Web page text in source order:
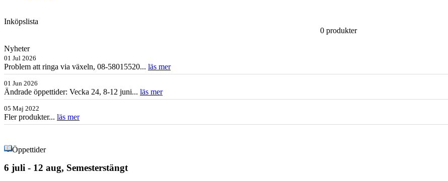
Inköpslista
0 produkter
Nyheter
01 Jul 2026
Problem att ringa via växeln, 08-58015520... läs mer
01 Jun 2026
Ändrade öppettider: Vecka 24, 8-12 juni... läs mer
05 Maj 2022
Fler produkter... läs mer
Öppettider
6 juli - 12 aug, Semesterstängt